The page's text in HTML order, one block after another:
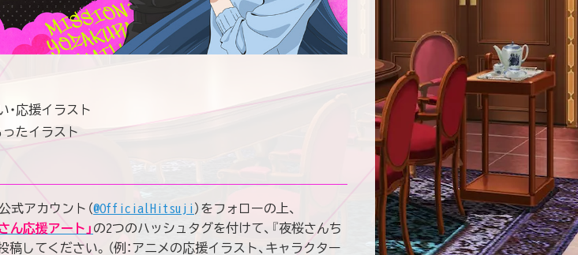
・応援イラスト
ったイラスト
式アカウント（@OfficialHitsuji）をフォローの上、
ん応援アート」 の2つのハッシュタグを付けて、『夜桜さんち
してください。（例：アニメの応援イラスト、キャラクター